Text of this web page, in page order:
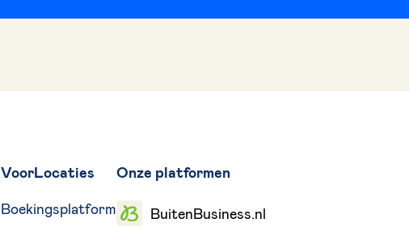
VoorLocaties
Boekingsplatform
Onze platformen
BuitenBusiness.nl